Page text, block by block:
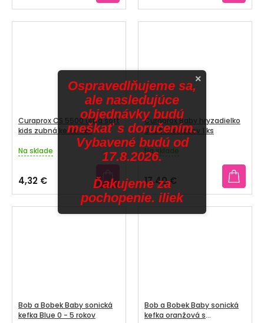
Curaprox CS 5500 ultra soft
kids zubná kefka 1 ks
Priemerné
produktu
je
5,0
z
Na sklade
4,32 €
Curaprox Baby hryzadielko
0-24 mesiacov 1 ks
Priemerné
hodnotenie
produktu
je
5,0
Na sklade
17,40 €
Bob a Bobek Baby sonická
kefka Blue 0 - 5 rokov
Bob a Bobek Baby sonická
kefka oranžová s
×
Ospravedlňujeme sa,
ale nasledujúce
objednávky budú
meškať s doručením.
Vybavené budú od
17.8.2026.
Ďakujeme za
pochopenie. iliek